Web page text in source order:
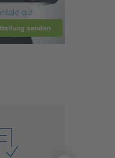
auf
senden